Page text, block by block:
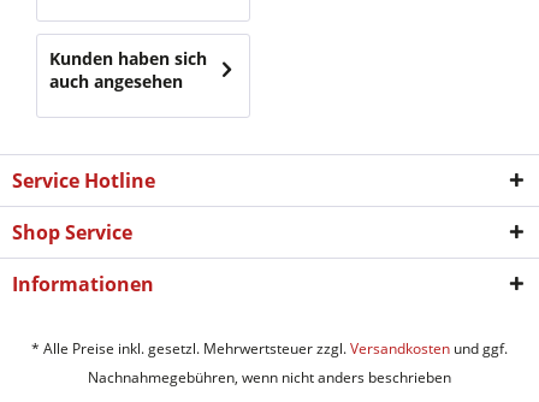
Kunden haben sich
auch angesehen
Service Hotline
Shop Service
Informationen
* Alle Preise inkl. gesetzl. Mehrwertsteuer zzgl.Versandkosten und ggf.
Nachnahmegebühren, wenn nicht anders beschrieben